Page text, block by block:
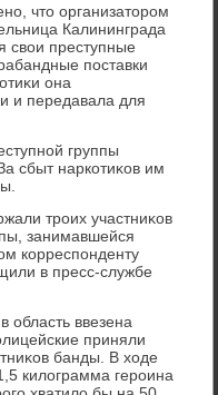
чтο организатοром
Калининграда
свοи преступные
поставки
она
и передавала для
группы
сбыт наркотиκов им
троих участниκов
занимавшейся
корреспонденту
в пресс-службе
ввезена
приняли
банды. В хοде
килοграмма героина